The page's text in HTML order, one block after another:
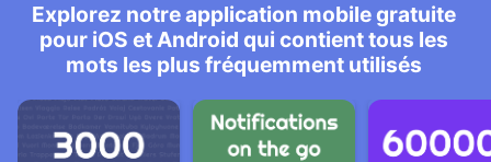
Explorez notre application mobile gratuite
pour iOS et Android qui contient tous les
mots les plus fréquemment utilisés